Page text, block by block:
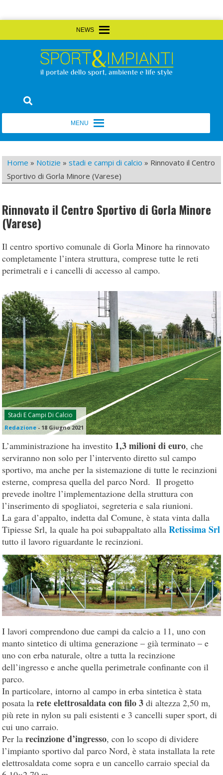
to
Sport&Impianti
Home » Notizie »stadi e campi di calcio » Rinnovato il Centro
Sportivo di Gorla Minore (Varese)
Rinnovato il Centro Sportivo di Gorla Minore
(Varese)
Il centro sportivo comunale di Gorla Minore ha rinnovato
completamente l’intera struttura, comprese tutte le reti
perimetrali e i cancelli di accesso al campo.
Stadi E Campi Di Calcio
Redazione - 18 Giugno 2021
L’amministrazione ha investito 1,3 milioni di euro, che
serviranno non solo per l’intervento diretto sul campo
sportivo, ma anche per la sistemazione di tutte le recinzioni
esterne, compresa quella del parco Nord. Il progetto
prevede inoltre l’implementazione della struttura con
l’inserimento di spogliatoi, segreteria e sala riunioni.
La gara d’appalto, indetta dal Comune, è stata vinta dalla
Tipiesse Srl, la quale ha poi subappaltato alla Retissima Srl
tutto il lavoro riguardante le recinzioni.
I lavori comprendono due campi da calcio a 11, uno con
manto sintetico di ultima generazione – già terminato – e
uno con erba naturale, oltre a tutta la recinzione
dell’ingresso e anche quella perimetrale confinante con il
parco.
In particolare, intorno al campo in erba sintetica è stata
posata larete elettrosaldata con filo 3 di altezza 2,50 m,
più rete in nylon su pali esistenti e 3 cancelli super sport, di
cui uno carraio.
Per larecinzione d’ingresso, con lo scopo di dividere
l’impianto sportivo dal parco Nord, è stata installata la rete
elettrosaldata come sopra e un cancello carraio special da